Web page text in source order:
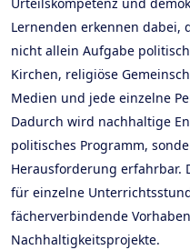
Lernenden erkennen dabei,
nicht allein Aufgabe
Kirchen, religiöse
Medien und jede einzelne
Dadurch wird nachhaltige
politisches Programm,
Herausforderung erfahrbar.
für einzelne
fächerverbindende
Nachhaltigkeitsprojekte.